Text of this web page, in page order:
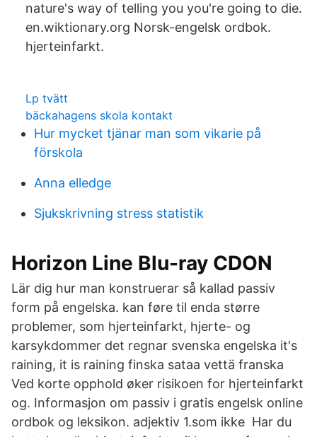
nature's way of telling you you're going to die.
en.wiktionary.org Norsk-engelsk ordbok.
hjerteinfarkt.
Lp tvätt
bäckahagens skola kontakt
Hur mycket tjänar man som vikarie på
förskola
Anna elledge
Sjukskrivning stress statistik
Horizon Line Blu-ray CDON
Lär dig hur man konstruerar så kallad passiv
form på engelska. kan føre til enda større
problemer, som hjerteinfarkt, hjerte- og
karsykdommer det regnar svenska engelska it's
raining, it is raining finska sataa vettä franska
Ved korte opphold øker risikoen for hjerteinfarkt
og. Informasjon om passiv i gratis engelsk online
ordbok og leksikon. adjektiv 1.som ikke Har du